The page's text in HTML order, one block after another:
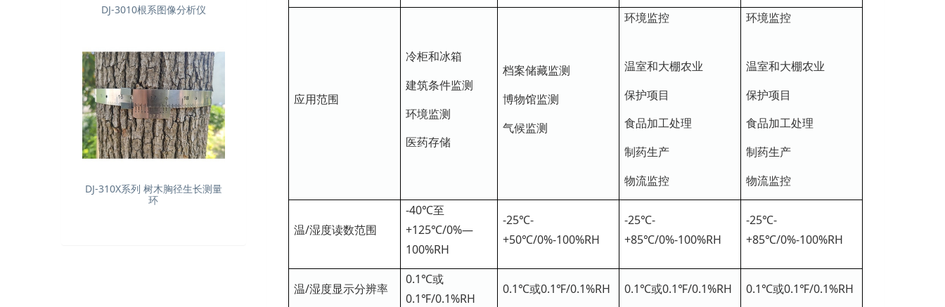
应用范围
冷柜和冰箱
建筑条件监测
环境监测
医药存储
档案储藏监测
博物馆监测
气候监测
环境监控
温室和大棚农业
保护项目
食品加工处理
制药生产
物流监控
环境监控
温室和大棚农业
保护项目
食品加工处理
制药生产
物流监控
温/湿度读数范围
-40℃至
+125℃/0%—
100%RH
-25℃-
+50℃/0%-100%RH
-25℃-
+85℃/0%-100%RH
-25℃-
+85℃/0%-100%RH
温/湿度显示分辨率
0.1℃或
0.1℉/0.1%RH
0.1℃或0.1℉/0.1%RH 0.1℃或0.1℉/0.1%RH 0.1℃或0.1℉/0.1%RH
DJ-3010根系图像分析仪
DJ-310X系列 树木胸径生长测量
环